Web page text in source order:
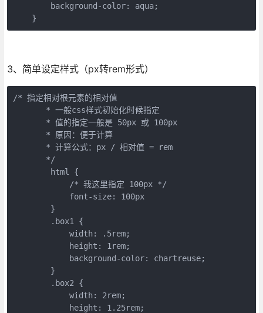
        background-color: aqua;
    }
3、简单设定样式（px转rem形式）
/* 指定相对根元素的相对值
       * 一般css样式初始化时候指定
       * 值的指定一般是 50px 或 100px
       * 原因：便于计算
       * 计算公式：px / 相对值 = rem
       */
        html {
            /* 我这里指定 100px */
            font-size: 100px
        }
        .box1 {
            width: .5rem;
            height: 1rem;
            background-color: chartreuse;
        }
        .box2 {
            width: 2rem;
            height: 1.25rem;